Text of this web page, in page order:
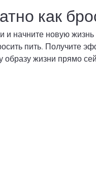
как
и начните новую
пить. Получите
образу жизни прямо